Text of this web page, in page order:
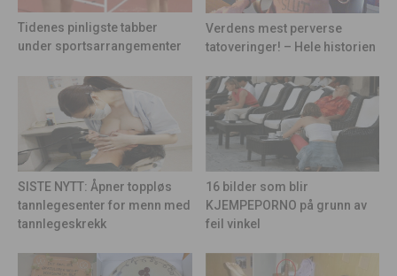
Tidenes pinligste tabber
under sportsarrangementer
Verdens mest perverse
tatoveringer! – Hele historien
SISTE NYTT: Åpner toppløs
tannlegesenter for menn med
tannlegeskrekk
16 bilder som blir
KJEMPEPORNO på grunn av
feil vinkel